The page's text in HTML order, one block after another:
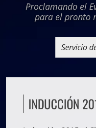
Proclamando el
para el pronto
Servicio
INDUCCIÓN